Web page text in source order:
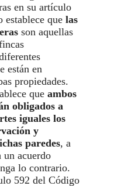
en su artículo
establece que las
son aquellas
están en
propiedades.
que ambos
obligados a
iguales los
y
paredes, a
un acuerdo
lo contrario.
592 del Código